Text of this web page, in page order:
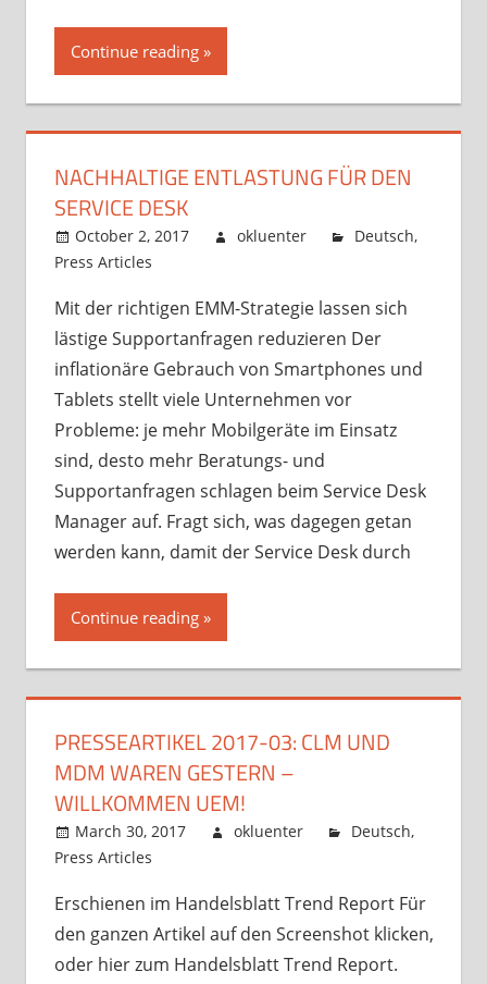
Continue reading
NACHHALTIGE ENTLASTUNG FÜR DEN
SERVICE DESK
October 2, 2017 okluenter Deutsch,
Press Articles
Mit der richtigen EMM-Strategie lassen sich
lästige Supportanfragen reduzieren Der
inflationäre Gebrauch von Smartphones und
Tablets stellt viele Unternehmen vor
Probleme: je mehr Mobilgeräte im Einsatz
sind, desto mehr Beratungs- und
Supportanfragen schlagen beim Service Desk
Manager auf. Fragt sich, was dagegen getan
werden kann, damit der Service Desk durch
Continue reading
PRESSEARTIKEL 2017-03: CLM UND
MDM WAREN GESTERN –
WILLKOMMEN UEM!
March 30, 2017 okluenter Deutsch,
Press Articles
Erschienen im Handelsblatt Trend Report Für
den ganzen Artikel auf den Screenshot klicken,
oder hier zum Handelsblatt Trend Report.